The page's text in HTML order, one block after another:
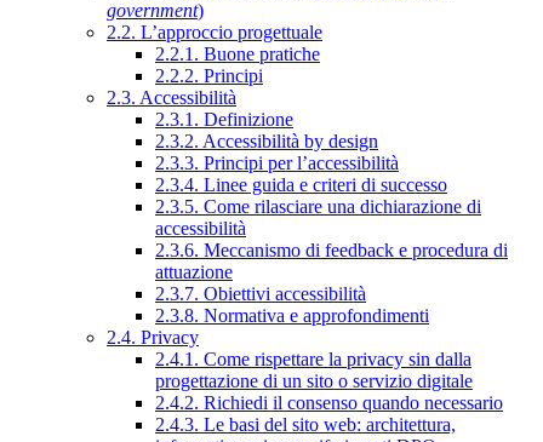
government)
2.2. L’approccio progettuale
2.2.1. Buone pratiche
2.2.2. Principi
2.3. Accessibilità
2.3.1. Definizione
2.3.2. Accessibilità by design
2.3.3. Principi per l’accessibilità
2.3.4. Linee guida e criteri di successo
2.3.5. Come rilasciare una dichiarazione di
accessibilità
2.3.6. Meccanismo di feedback e procedura di
attuazione
2.3.7. Obiettivi accessibilità
2.3.8. Normativa e approfondimenti
2.4. Privacy
2.4.1. Come rispettare la privacy sin dalla
progettazione di un sito o servizio digitale
2.4.2. Richiedi il consenso quando necessario
2.4.3. Le basi del sito web: architettura,